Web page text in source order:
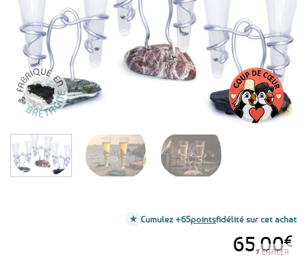
65,00€
EFFACER
Cumulez +65pointsfidélité sur cet achat